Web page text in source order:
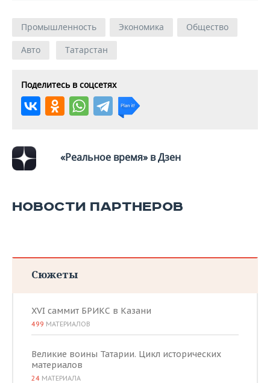
Промышленность Экономика
Общество
Авто
Татарстан
Поделитесь в соцсетях
«Реальное время» в Дзен
НОВОСТИ ПАРТНЕРОВ
Сюжеты
XVI саммит БРИКС в Казани
499 МАТЕРИАЛОВ
Великие воины Татарии. Цикл исторических
материалов
24 МАТЕРИАЛА